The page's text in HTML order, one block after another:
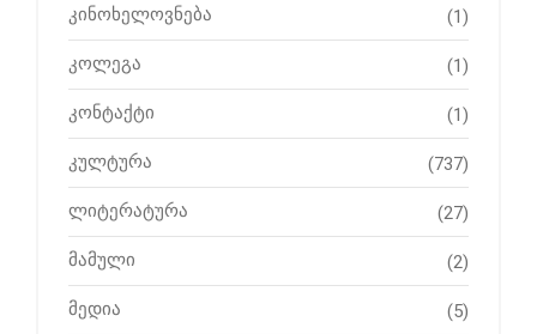
კინოხელოვნება (1)
კოლეგა (1)
კონტაქტი (1)
კულტურა (737)
ლიტერატურა (27)
მამული (2)
მედია (5)